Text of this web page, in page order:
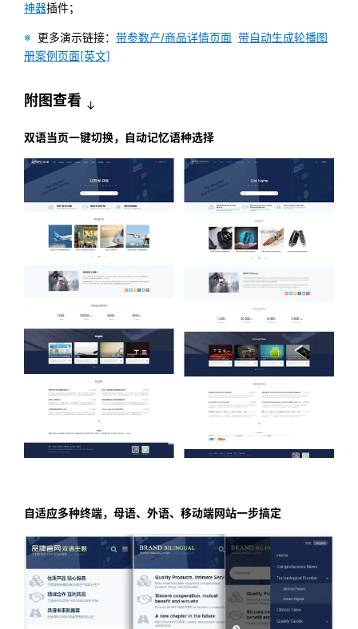
神器插件；
※ 更多演示链接： 带参数产/商品详情页面 带自动生成轮播图
册案例页面[英文]
附图查看 ↓
双语当页一键切换，自动记忆语种选择
自适应多种终端，母语、外语、移动端网站一步搞定